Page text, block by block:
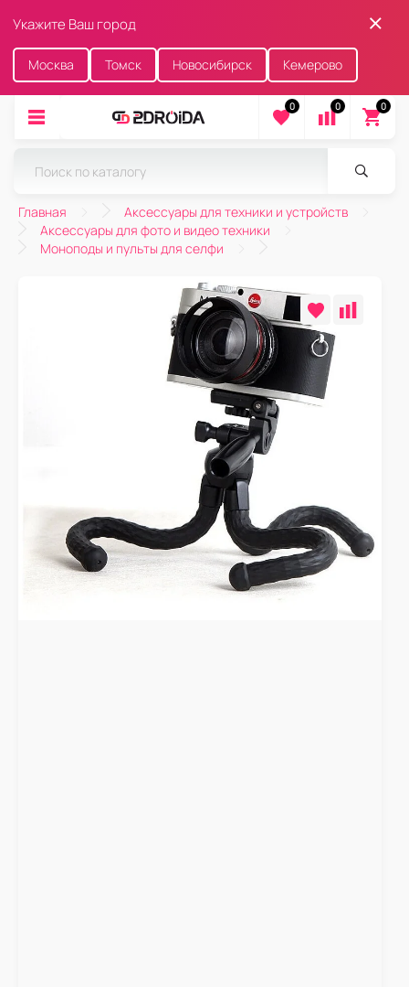
Укажите Ваш город
Москва Томск Новосибирск Кемерово
0 0 0
Главная
Аксессуары для техники и устройств
Аксессуары для фото и видео техники
Моноподы и пульты для селфи